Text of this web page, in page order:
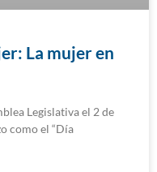
La mujer en
Legislativa el 2 de
como el “Día